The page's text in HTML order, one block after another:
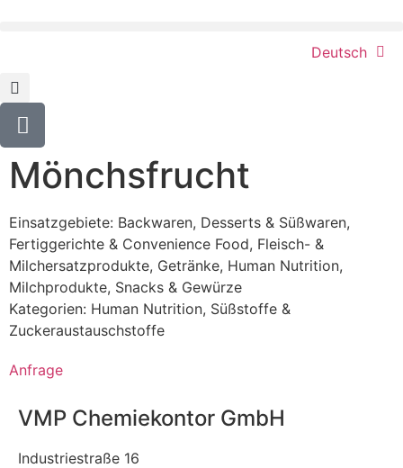
Deutsch
Mönchsfrucht
Einsatzgebiete: Backwaren, Desserts & Süßwaren,
Fertiggerichte & Convenience Food, Fleisch- &
Milchersatzprodukte, Getränke, Human Nutrition,
Milchprodukte, Snacks & Gewürze
Kategorien: Human Nutrition, Süßstoffe &
Zuckeraustauschstoffe
Anfrage
VMP Chemiekontor GmbH
Industriestraße 16